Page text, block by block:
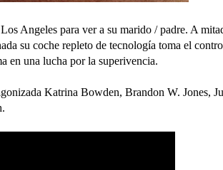
Angeles para ver a su marido / padre. A
su coche repleto de tecnología toma el
en una lucha por la superivencia.
Katrina Bowden, Brandon W. Jones,